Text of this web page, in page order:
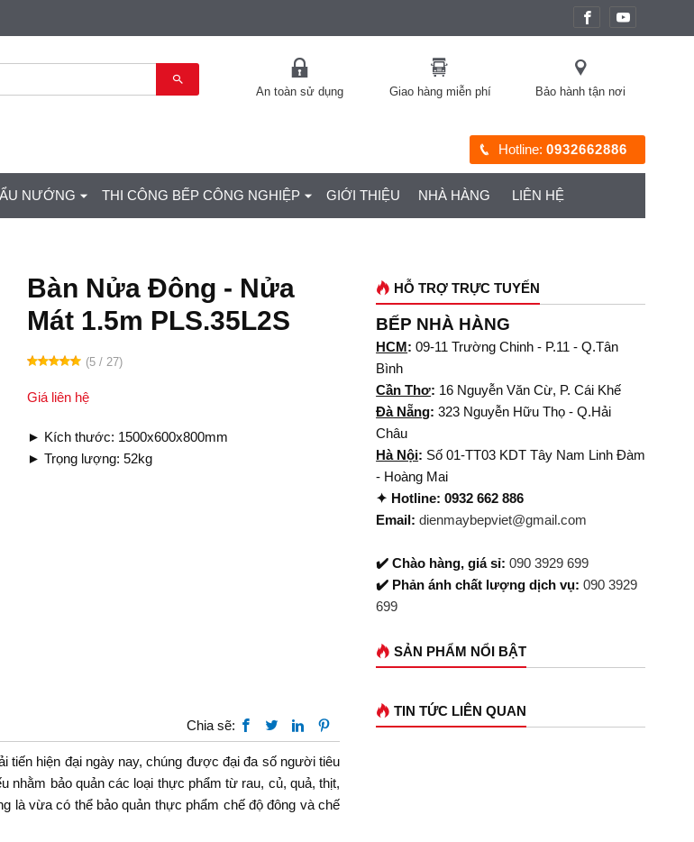
An toàn sử dụng Giao hàng miễn phí Bảo hành tận nơi
Hotline:0932662886
NƯỚNG THI CÔNG BẾP CÔNG NGHIỆP GIỚI THIỆU NHÀ HÀNG LIÊN HỆ
Bàn Nửa Đông - Nửa
Mát 1.5m PLS.35L2S
(5 / 27)
Giá liên hệ
► Kích thước: 1500x600x800mm
► Trọng lượng: 52kg
Chia sẽ:
tiến hiện đại ngày nay, chúng được đại đa số người tiêu
bảo quản các loại thực phẩm từ rau, củ, quả, thịt,
là vừa có thể bảo quản thực phẩm chế độ đông và chế
HỖ TRỢ TRỰC TUYẾN
BẾP NHÀ HÀNG
HCM: 09-11 Trường Chinh - P.11 - Q.Tân
Bình
Cần Thơ: 16 Nguyễn Văn Cừ, P. Cái Khế
Đà Nẵng: 323 Nguyễn Hữu Thọ - Q.Hải
Châu
Hà Nội: Số 01-TT03 KDT Tây Nam Linh Đàm
- Hoàng Mai
✦ Hotline: 0932 662 886
Email: dienmaybepviet@gmail.com
✔️ Chào hàng, giá sỉ:090 3929 699
✔️ Phản ánh chất lượng dịch vụ:090 3929
699
SẢN PHẨM NỔI BẬT
TIN TỨC LIÊN QUAN